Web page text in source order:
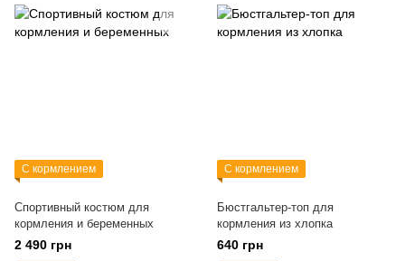
С кормлением
Спортивный костюм для
кормления и беременных
2 490 грн
С кормлением
Бюстгальтер-топ для
кормления из хлопка
640 грн